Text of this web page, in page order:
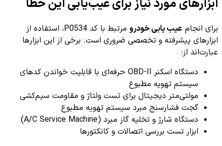
ابزارهای مورد نیاز برای عیب‌یابی این خطا
برای انجام عیب یابی خودرو
مرتبط با کد P0534، استفاده از
ابزارهای پیشرفته و تخصصی ضروری است. برخی از این ابزارها
عبارت‌اند از:
دستگاه اسکنر OBD-II حرفه‌ای با قابلیت خواندن کدهای
سیستم تهویه مطبوع
مولتی‌متر دیجیتال برای تست ولتاژ و مقاومت سیم‌کشی
گجت فشارسنج مبرد سیستم تهویه مطبوع
دستگاه شارژ و تخلیه گاز مبرد (A/C Service Machine)
ابزار تست بررسی اتصالات و کانکتورها